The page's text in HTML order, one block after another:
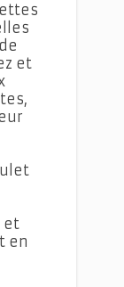
et
et
en